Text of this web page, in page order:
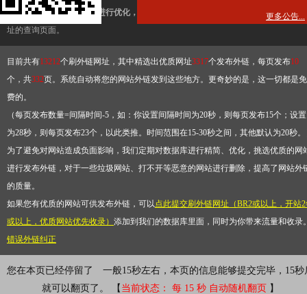
有频繁使用超级外链工具进行优化，才能获得稳定的外链
，最终使搜索引擎收录带
址的查询页面。
目前共有13212个刷外链网址，其中精选出优质网址3317个发布外链，每页发布10
个，共332页。系统自动将您的网站外链发到这些地方。更奇妙的是，这一切都是免
费的。
（每页发布数量=间隔时间-5，如：你设置间隔时间为20秒，则每页发布15个；设置
为28秒，则每页发布23个，以此类推。时间范围在15-30秒之间，其他默认为20秒
为了避免对网站造成负面影响，我们定期对数据库进行精简、优化，挑选优质的网
进行发布外链，对于一些垃圾网站、打不开等恶意的网站进行删除，提高了网站外
的质量。
如果您有优质的网站可供发布外链，可以点此提交刷外链网址（BR2或以上，开站
或以上，优质网站优先收录） 添加到我们的数据库里面，同时为你带来流量和收录
错误外链纠正
您在本页已经停留了
一般15秒左右，本页的信息能够提交完毕，15秒
就可以翻页了。 【 当前状态： 每 15 秒 自动随机翻页 】
更多公告...